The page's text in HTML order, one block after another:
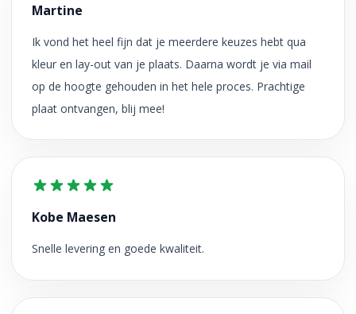
Martine
Ik vond het heel fijn dat je meerdere keuzes hebt qua
kleur en lay-out van je plaats. Daarna wordt je via mail
op de hoogte gehouden in het hele proces. Prachtige
plaat ontvangen, blij mee!
Kobe Maesen
Snelle levering en goede kwaliteit.